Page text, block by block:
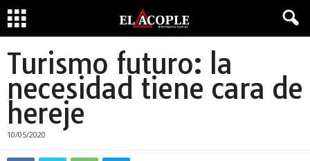
Turismo futuro: la
necesidad tiene cara de
hereje
10/05/2020